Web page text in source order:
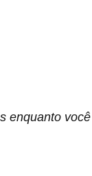
enquanto você